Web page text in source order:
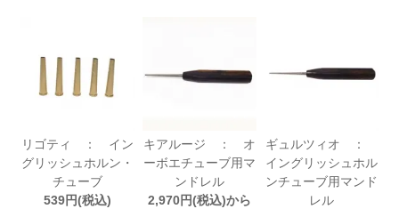
リゴティ ： イン
グリッシュホルン・
チューブ
539円(税込)
キアルージ ： オ
ーボエチューブ用マ
ンドレル
2,970円(税込)から
ギュルツィオ ：
イングリッシュホル
ンチューブ用マンド
レル